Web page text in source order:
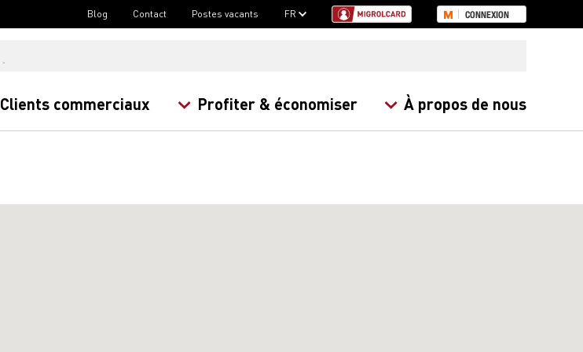
Blog Contact Postes vacants FR CONNEXION
Clients commerciaux Profiter & économiser À propos de nous